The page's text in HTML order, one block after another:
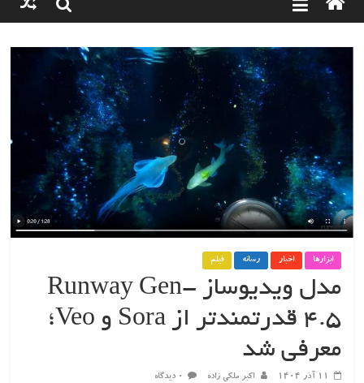
هوش
مصنوعی
www.hooshtaak.ir
ابزارها اخبار رسانه فیلم
مدل ویدیوساز Runway Gen-
4.5 قدرتمندتر از Sora و Veo؛
معرفی شد
۱۱ آذر ۱۴۰۴ اکبر ملکی زاده ۰ دیدگاه